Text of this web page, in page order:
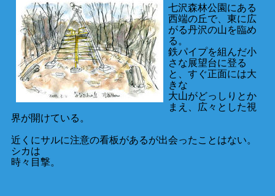
七沢森林公園にある
西端の丘で、東に広
がる丹沢の山を臨め
る。
鉄パイプを組んだ小
さな展望台に登る
と、すぐ正面には大
きな
大山がどっしりとか
まえ、広々とした視
界が開けている。
近くにサルに注意の看板があるが出会ったことはない。
シカは
時々目撃。